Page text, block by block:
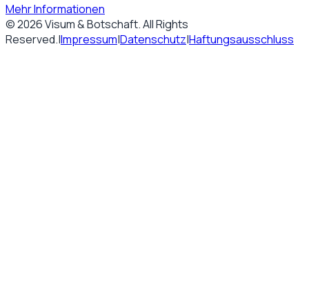
Mehr Informationen
©2026Visum & Botschaft. All Rights
Reserved.|Impressum|Datenschutz|Haftungsausschluss